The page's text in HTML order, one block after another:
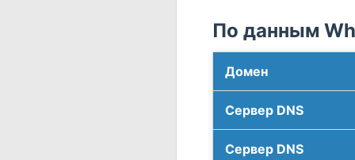
По данным
Домен
Сервер DNS
Сервер DNS